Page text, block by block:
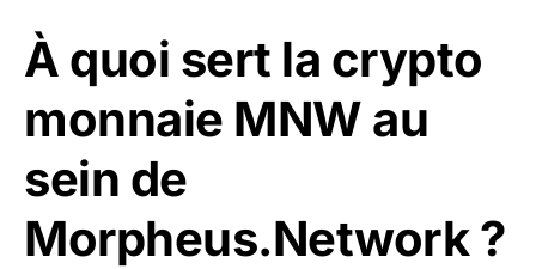
À quoi sert la crypto
monnaie MNW au
sein de
Morpheus.Network ?